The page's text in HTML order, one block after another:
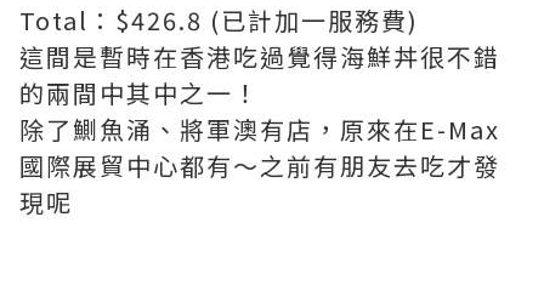
Total：$426.8 (已計加一服務費)
這間是暫時在香港吃過覺得海鮮丼很不錯
的兩間中其中之一！
除了鰂魚涌、將軍澳有店，原來在E-Max
國際展貿中心都有～之前有朋友去吃才發
現呢